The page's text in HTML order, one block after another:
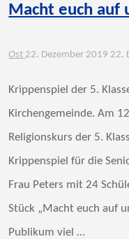
Macht euch auf
Ost 22. Dezember 2019 22.
Krippenspiel der 5.
Kirchengemeinde. Am
Religionskurs der 5.
Krippenspiel für die
Frau Peters mit 24
Stück „Macht euch auf
Publikum viel …